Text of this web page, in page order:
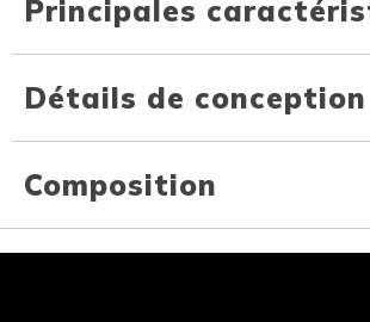
Principales
Détails de conception
Composition